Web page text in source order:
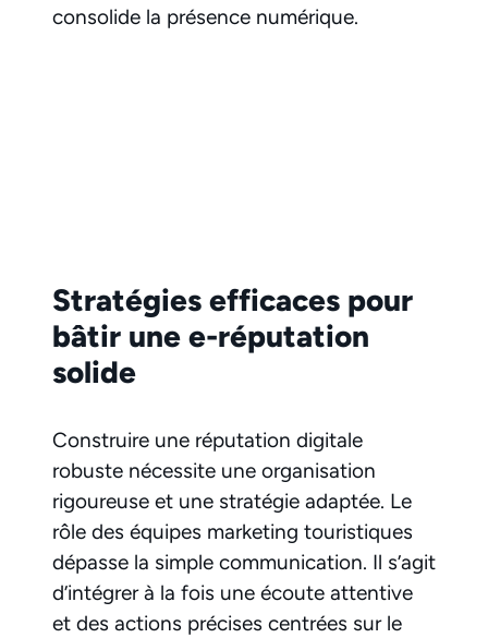
consolide la présence numérique.
Stratégies efficaces pour
bâtir une e-réputation
solide
Construire une réputation digitale
robuste nécessite une organisation
rigoureuse et une stratégie adaptée. Le
rôle des équipes marketing touristiques
dépasse la simple communication. Il s’agit
d’intégrer à la fois une écoute attentive
et des actions précises centrées sur le